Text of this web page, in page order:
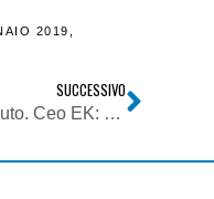
2019
SUCCESSIVO
Radio 4.0. Spotify gia’ a 50 mln di utenti in auto. Ceo EK: area core che cresce in modo sostanziale. Nuovo Google Android spazzera’ via retaggi analogici